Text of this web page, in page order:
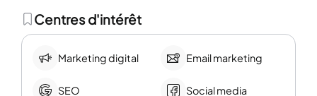
Centres d'intérêt
Marketing digital Email marketing
SEO Social media